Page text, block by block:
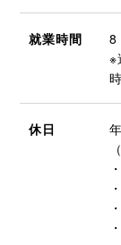
就業時間
8
※
休日